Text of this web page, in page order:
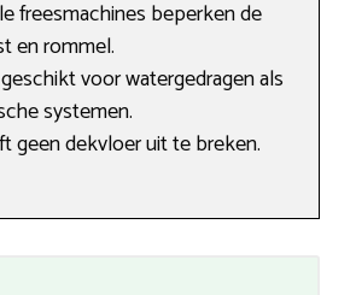
freesmachines beperken de
en rommel.
voor watergedragen als
systemen.
geen dekvloer uit te breken.